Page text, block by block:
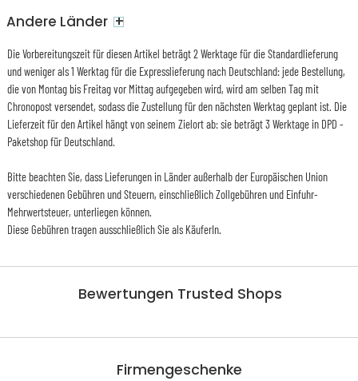
Bewertungen Trusted Shops
Andere Länder +
Die Vorbereitungszeit für diesen Artikel beträgt 2 Werktage für die Standardlieferung
und weniger als 1 Werktag für die Expresslieferung nach Deutschland: jede Bestellung,
die von Montag bis Freitag vor Mittag aufgegeben wird, wird am selben Tag mit
Chronopost versendet, sodass die Zustellung für den nächsten Werktag geplant ist. Die
Lieferzeit für den Artikel hängt von seinem Zielort ab: sie beträgt 3 Werktage in DPD -
Paketshop für Deutschland.
Bitte beachten Sie, dass Lieferungen in Länder außerhalb der Europäischen Union
verschiedenen Gebühren und Steuern, einschließlich Zollgebühren und Einfuhr-
Mehrwertsteuer, unterliegen können.
Diese Gebühren tragen ausschließlich Sie als KäuferIn.
Firmengeschenke